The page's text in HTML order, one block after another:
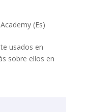
Academy (Es)
usados en
sobre ellos en